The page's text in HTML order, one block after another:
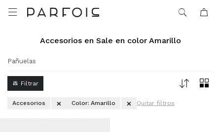

Accesorios en Sale en color Amarillo
Pañuelas
Accesorios Color: Amarillo Quitar filtros